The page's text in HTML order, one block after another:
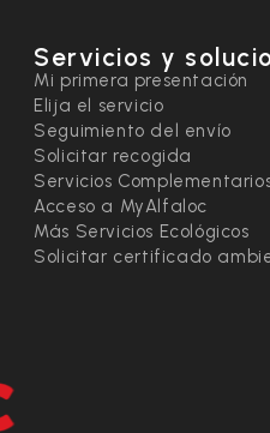
Servicios y
Mi primera presentación
Elija el servicio
Seguimiento del envío
Solicitar recogida
Servicios
Acceso a MyAlfaloc
Más Servicios Ecológicos
Solicitar certificado